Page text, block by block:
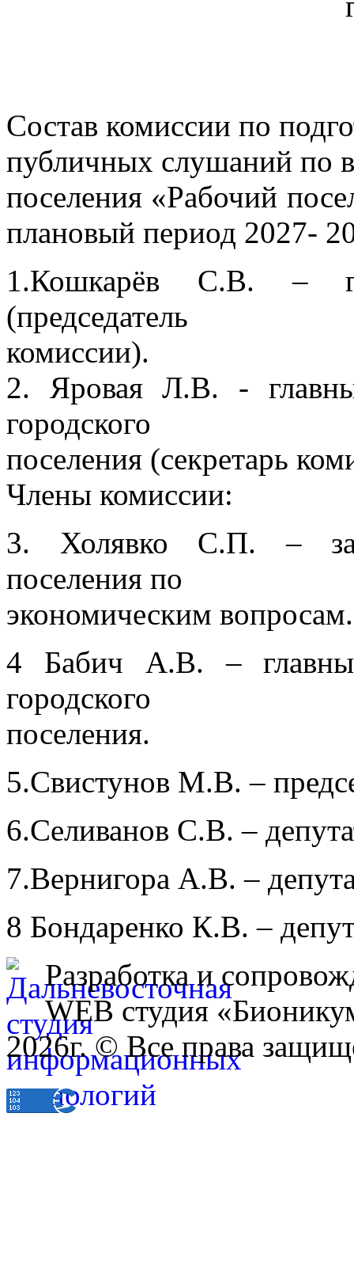
Состав комиссии по
публичных слушаний по
поселения «Рабочий
плановый период 2027-
1.Кошкарёв С.В. –
(председатель
комиссии).
2. Яровая Л.В. -
городского
поселения (секретарь
Члены комиссии:
3. Холявко С.П. –
поселения по
экономическим вопросам.
4 Бабич А.В. –
городского
поселения.
5.Свистунов М.В. –
6.Селиванов С.В. –
7.Вернигора А.В. –
8 Бондаренко К.В. –
Разработка и
WEB студия
2026г. © Все права